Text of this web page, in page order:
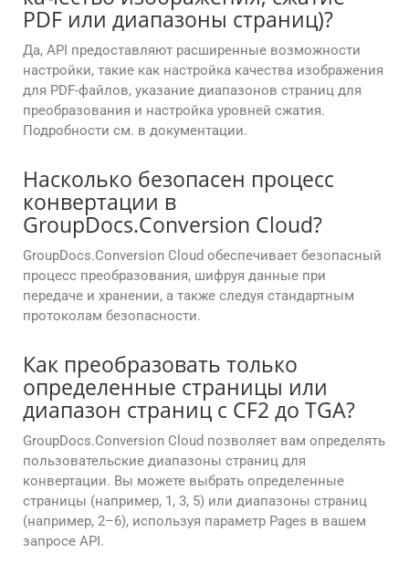
PDF или диапазоны страниц)?
Да, API предоставляют расширенные возможности
настройки, такие как настройка качества изображения
для PDF-файлов, указание диапазонов страниц для
преобразования и настройка уровней сжатия.
Подробности см. в документации.
Насколько безопасен процесс
конвертации в
GroupDocs.Conversion Cloud?
GroupDocs.Conversion Cloud обеспечивает безопасный
процесс преобразования, шифруя данные при
передаче и хранении, а также следуя стандартным
протоколам безопасности.
Как преобразовать только
определенные страницы или
диапазон страниц с CF2 до TGA?
GroupDocs.Conversion Cloud позволяет вам определять
пользовательские диапазоны страниц для
конвертации. Вы можете выбрать определенные
страницы (например, 1, 3, 5) или диапазоны страниц
(например, 2–6), используя параметр Pages в вашем
запросе API.